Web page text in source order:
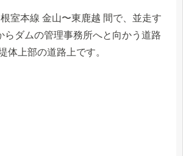
室本線 金山〜東鹿越 間で、並走す
らダムの管理事務所へと向かう道路
体上部の道路上です。